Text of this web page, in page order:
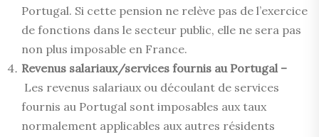
Portugal. Si cette pension ne relève pas de l’exercice
de fonctions dans le secteur public, elle ne sera pas
non plus imposable en France.
Revenus salariaux/services fournis au Portugal –
Les revenus salariaux ou découlant de services
fournis au Portugal sont imposables aux taux
normalement applicables aux autres résidents